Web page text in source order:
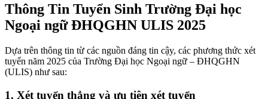
Thông Tin Tuyển Sinh Trường Đại học
Ngoại ngữ ĐHQGHN ULIS 2025
Dựa trên thông tin từ các nguồn đáng tin cậy, các phương thức xét
tuyển năm 2025 của Trường Đại học Ngoại ngữ – ĐHQGHN
(ULIS) như sau:
1. Xét tuyển thẳng và ưu tiên xét tuyển